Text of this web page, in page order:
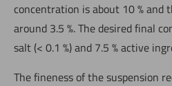
concentration is about 10 % and
around 3.5 %. The desired final
salt (< 0.1 %) and 7.5 % active
The fineness of the suspension